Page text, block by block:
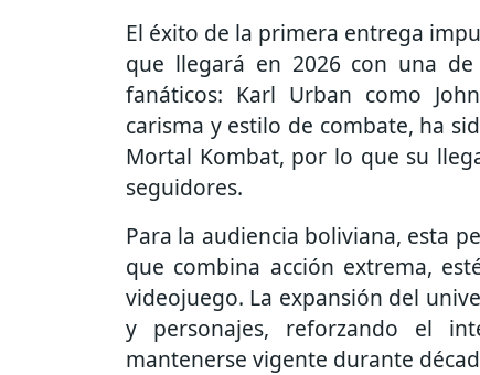
El éxito de la primera entrega
que llegará en 2026 con una
fanáticos: Karl Urban como
carisma y estilo de combate, ha
Mortal Kombat, por lo que su
seguidores.
Para la audiencia boliviana, esta
que combina acción extrema,
videojuego. La expansión del
y personajes, reforzando el
mantenerse vigente durante